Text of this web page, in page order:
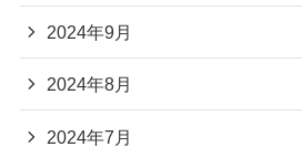
2024年9月
2024年8月
2024年7月